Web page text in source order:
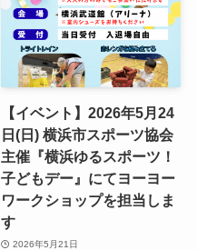
【イベント】2026年5月24
日(日) 横浜市スポーツ協会
主催『横浜ゆるスポーツ！
子どもデー』にてヨーヨー
ワークショップを担当しま
す
2026年5月21日